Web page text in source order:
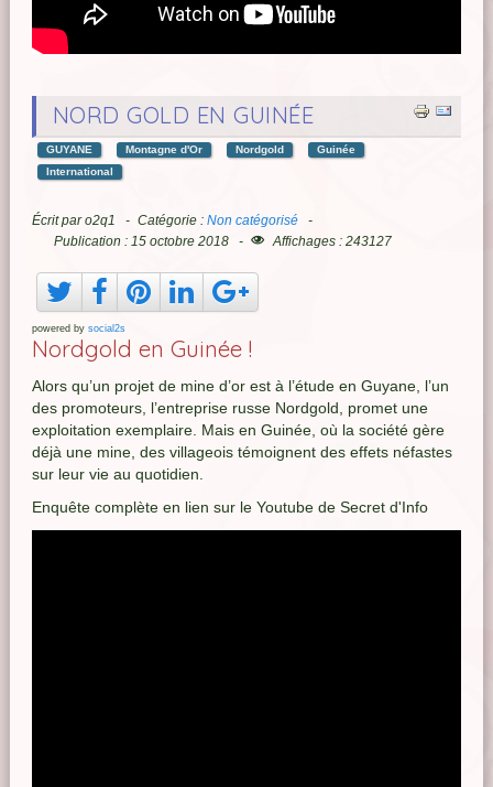
NORD GOLD EN GUINÉE
GUYANE Montagne d'Or Nordgold
Guinée
International
Écrit paro2q1 Catégorie : Non catégorisé
Publication : 15 octobre 2018
Affichages : 243127
powered by social2s
Nordgold en Guinée !
Alors qu’un projet de mine d’or est à l’étude en Guyane, l’un
des promoteurs, l’entreprise russe Nordgold, promet une
exploitation exemplaire. Mais en Guinée, où la société gère
déjà une mine, des villageois témoignent des effets néfastes
sur leur vie au quotidien.
Enquête complète en lien sur le Youtube de Secret d'Info